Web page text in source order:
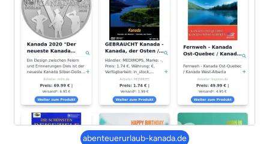
abenteuerurlaub-kanada.de